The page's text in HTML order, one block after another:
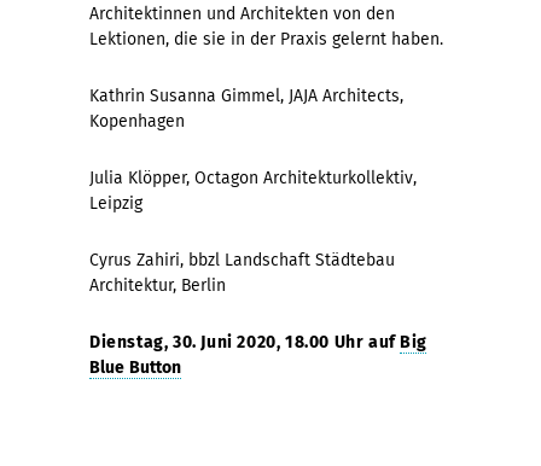
Architektinnen und Architekten von den
Lektionen, die sie in der Praxis gelernt haben.
Kathrin Susanna Gimmel, JAJA Architects,
Kopenhagen
Julia Klöpper, Octagon Architekturkollektiv,
Leipzig
Cyrus Zahiri, bbzl Landschaft Städtebau
Architektur, Berlin
Dienstag, 30. Juni 2020, 18.00 Uhr aufBig
Blue Button